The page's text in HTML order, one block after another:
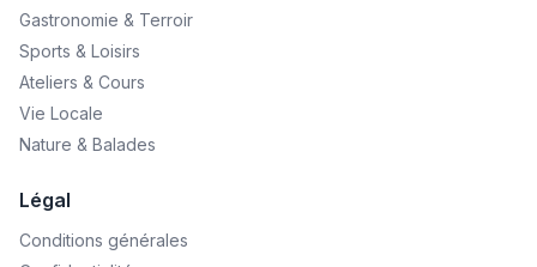
Gastronomie & Terroir
Sports & Loisirs
Ateliers & Cours
Vie Locale
Nature & Balades
Légal
Conditions générales